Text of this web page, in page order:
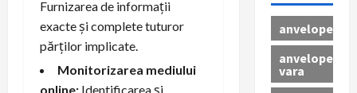
Furnizarea de informații
exacte și complete tuturor
părților implicate.
Monitorizarea mediului
online: Identificarea și
anvelope
anvelope
vara